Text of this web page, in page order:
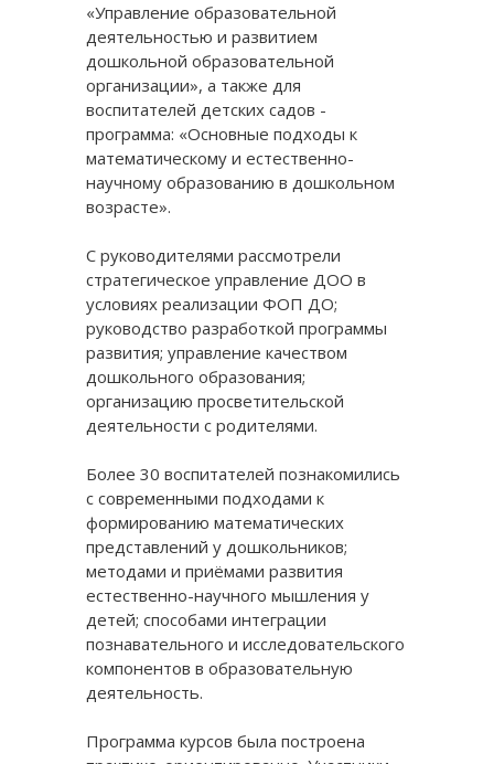
«Управление образовательной
деятельностью и развитием
дошкольной образовательной
организации», а также для
воспитателей детских садов -
программа: «Основные подходы к
математическому и естественно-
научному образованию в дошкольном
возрасте».
С руководителями рассмотрели
стратегическое управление ДОО в
условиях реализации ФОП ДО;
руководство разработкой программы
развития; управление качеством
дошкольного образования;
организацию просветительской
деятельности с родителями.
Более 30 воспитателей познакомились
с современными подходами к
формированию математических
представлений у дошкольников;
методами и приёмами развития
естественно-научного мышления у
детей; способами интеграции
познавательного и исследовательского
компонентов в образовательную
деятельность.
Программа курсов была построена